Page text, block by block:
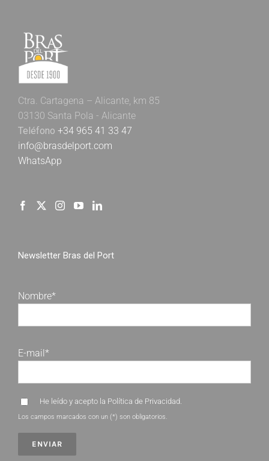
Ctra. Cartagena – Alicante, km 85
03130 Santa Pola - Alicante
Teléfono +34 965 41 33 47
info@brasdelport.com
WhatsApp
Newsletter Bras del Port
Nombre*
E-mail*
He leído y acepto la Política de Privacidad.
Los campos marcados con un (*) son obligatorios.